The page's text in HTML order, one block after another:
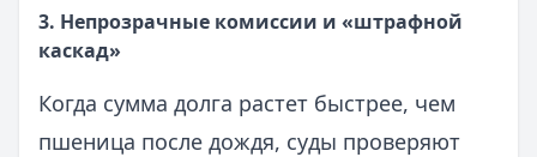
3. Непрозрачные комиссии и «штрафной
каскад»
Когда сумма долга растет быстрее, чем
пшеница после дождя, суды проверяют